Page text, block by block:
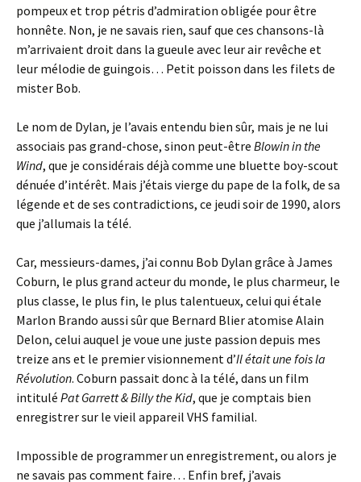
pompeux et trop pétris d’admiration obligée pour être
honnête. Non, je ne savais rien, sauf que ces chansons-là
m’arrivaient droit dans la gueule avec leur air revêche et
leur mélodie de guingois… Petit poisson dans les filets de
mister Bob.
Le nom de Dylan, je l’avais entendu bien sûr, mais je ne lui
associais pas grand-chose, sinon peut-être Blowin in the
Wind, que je considérais déjà comme une bluette boy-scout
dénuée d’intérêt. Mais j’étais vierge du pape de la folk, de sa
légende et de ses contradictions, ce jeudi soir de 1990, alors
que j’allumais la télé.
Car, messieurs-dames, j’ai connu Bob Dylan grâce à James
Coburn, le plus grand acteur du monde, le plus charmeur, le
plus classe, le plus fin, le plus talentueux, celui qui étale
Marlon Brando aussi sûr que Bernard Blier atomise Alain
Delon, celui auquel je voue une juste passion depuis mes
treize ans et le premier visionnement d’Il était une fois la
Révolution. Coburn passait donc à la télé, dans un film
intitulé Pat Garrett & Billy the Kid, que je comptais bien
enregistrer sur le vieil appareil VHS familial.
Impossible de programmer un enregistrement, ou alors je
ne savais pas comment faire… Enfin bref, j’avais